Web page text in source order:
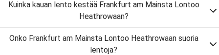
Kuinka kauan lento kestää Frankfurt am Mainsta Lontoo
Heathrowaan?
Onko Frankfurt am Mainsta Lontoo Heathrowaan suoria
lentoja?